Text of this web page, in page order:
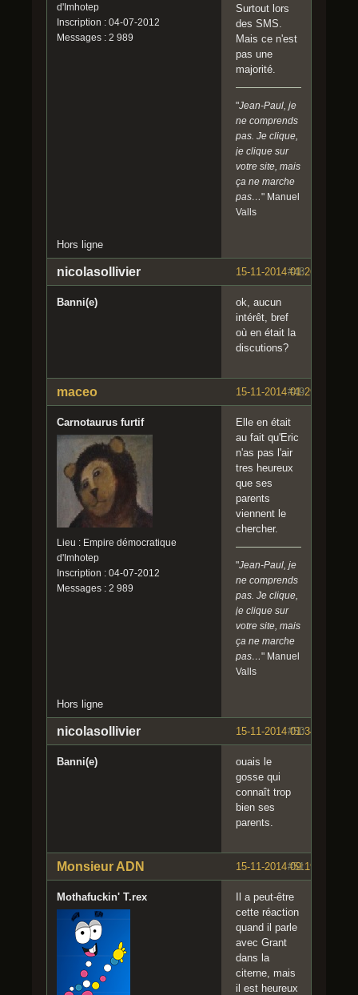
d'Imhotep
Inscription : 04-07-2012
Messages : 2 989
Surtout lors
des SMS.
Mais ce n'est
pas une
majorité.
"Jean-Paul, je
ne comprends
pas. Je clique,
je clique sur
votre site, mais
ça ne marche
pas…" Manuel
Valls
Hors ligne
#48
15-11-2014 01:26:52
nicolasollivier
Banni(e)
ok, aucun
intérêt, bref
où en était la
discutions?
#49
15-11-2014 01:29:21
maceo
Carnotaurus furtif
Lieu : Empire démocratique
d'Imhotep
Inscription : 04-07-2012
Messages : 2 989
Elle en était
au fait qu'Eric
n'as pas l'air
tres heureux
que ses
parents
viennent le
chercher.
"Jean-Paul, je
ne comprends
pas. Je clique,
je clique sur
votre site, mais
ça ne marche
pas…" Manuel
Valls
Hors ligne
#50
15-11-2014 01:34:57
nicolasollivier
Banni(e)
ouais le
gosse qui
connaît trop
bien ses
parents.
#51
15-11-2014 09:19:32
Monsieur ADN
Mothafuckin' T.rex
Il a peut-être
cette réaction
quand il parle
avec Grant
dans la
citerne, mais
il est heureux